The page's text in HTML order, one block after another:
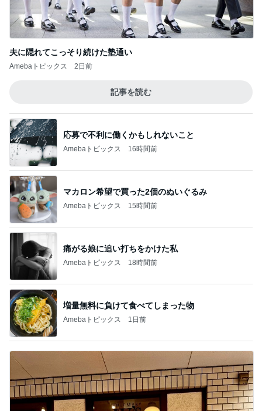
夫に隠れてこっそり続けた塾通い
Amebaトピックス 2日前
記事を読む
応募で不利に働くかもしれないこと
Amebaトピックス 16時間前
マカロン希望で買った2個のぬいぐるみ
Amebaトピックス 15時間前
痛がる娘に追い打ちをかけた私
Amebaトピックス 18時間前
増量無料に負けて食べてしまった物
Amebaトピックス 1日前